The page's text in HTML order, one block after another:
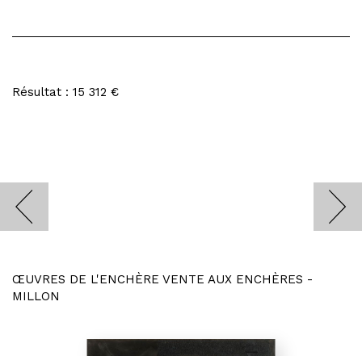
Résultat : 15 312 €
ŒUVRES DE L'ENCHÈRE VENTE AUX ENCHÈRES -
MILLON